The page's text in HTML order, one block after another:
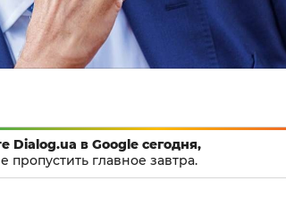
Dialog.ua в Google сегодня,
пропустить главное завтра.